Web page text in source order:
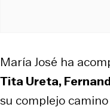
María José ha
Tita Ureta,
su complejo